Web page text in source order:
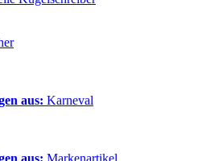
aus: Karneval
aus: Markenartikel